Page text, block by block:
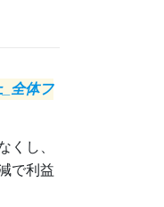
全体フ
くし、
で利益